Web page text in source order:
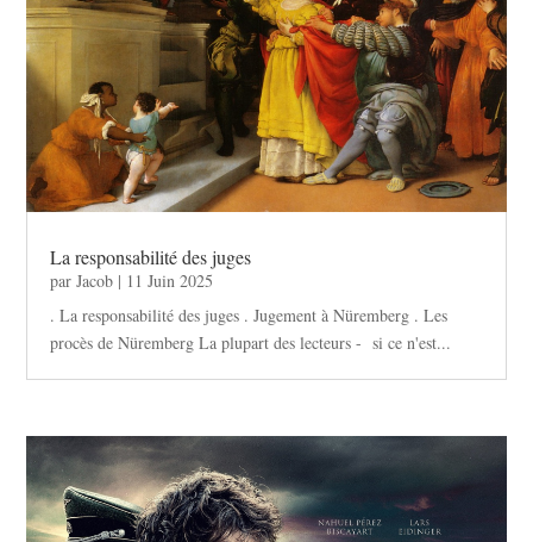
La responsabilité des juges
parJacob | 11 Juin 2025
. La responsabilité des juges . Jugement à Nüremberg . Les
procès de Nüremberg La plupart des lecteurs - si ce n'est...